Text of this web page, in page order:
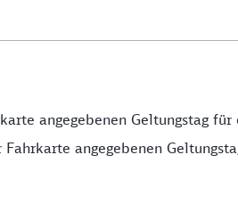
angegebenen Geltungstag
angegebenen